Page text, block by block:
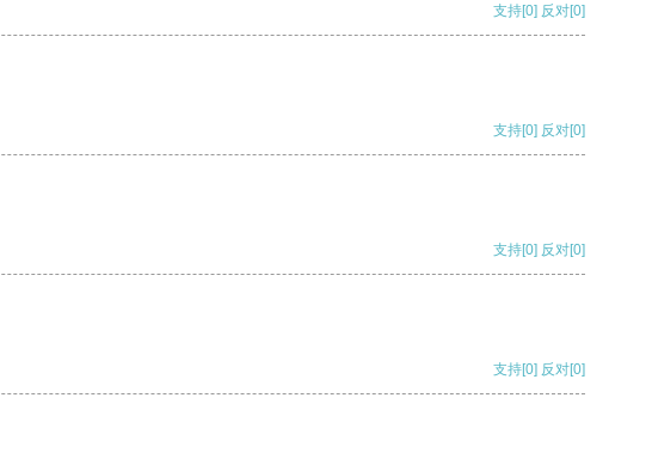
支持[0] 反对[0]
支持[0] 反对[0]
支持[0] 反对[0]
支持[0] 反对[0]